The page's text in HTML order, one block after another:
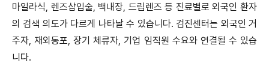
마일라식, 렌즈삽입술, 백내장, 드림렌즈 등 진료별로 외국인 환자
의 검색 의도가 다르게 나타날 수 있습니다. 검진센터는 외국인 거
주자, 재외동포, 장기 체류자, 기업 임직원 수요와 연결될 수 있습
니다.